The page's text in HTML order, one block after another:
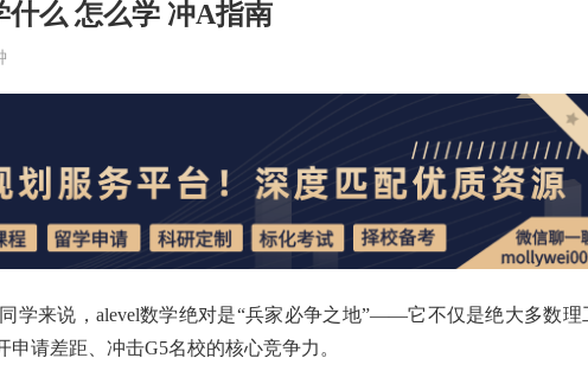
么 怎么学 冲A指南
学来说，alevel数学绝对是“兵家必争之地”——它不仅是绝大多数理
请差距、冲击G5名校的核心竞争力。